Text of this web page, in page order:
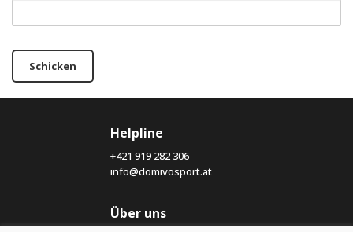
Schicken
Helpline
+421 919 282 306
info@domivosport.at
Über uns